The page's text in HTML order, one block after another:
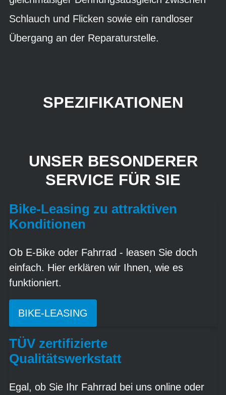
Schlauch und Flicken sowie ein randloser
Übergang an der Reparaturstelle.
SPEZIFIKATIONEN
UNSER BESONDERER
SERVICE FÜR SIE
Bike-Leasing zu attraktiven
Konditionen
Ob E-Bike oder Fahrrad - leasen Sie doch
einfach. Hier erklären wir Ihnen, wie es
funktioniert.
BIKE-LEASING
TÜV zertifizierte
Qualitätswerkstatt
Egal, ob Sie Ihr Fahrrad bei uns online oder